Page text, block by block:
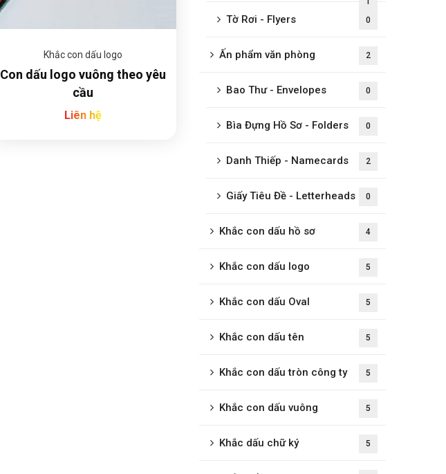
Khắc con dấu logo
Con dấu logo vuông theo yêu
cầu
Liên hệ
Tờ Rơi - Flyers 0
Ấn phẩm văn phòng 2
Bao Thư - Envelopes 0
Bìa Đựng Hồ Sơ - Folders 0
Danh Thiếp - Namecards 2
Giấy Tiêu Đề - Letterheads 0
Khắc con dấu hồ sơ 4
Khắc con dấu logo 5
Khắc con dấu Oval 5
Khắc con dấu tên 5
Khắc con dấu tròn công ty 5
Khắc con dấu vuông 5
Khắc dấu chữ ký 5